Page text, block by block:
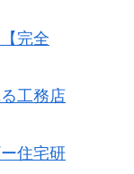
完全
工務店
住宅研